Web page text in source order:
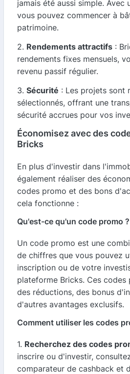
jamais été aussi simple. Avec
vous pouvez commencer à
patrimoine.
2. Rendements attractifs :
rendements fixes mensuels,
revenu passif régulier.
3. Sécurité : Les projets sont
sélectionnés, offrant une
sécurité accrues pour vos
Économisez avec des
Bricks
En plus d'investir dans
également réaliser des
codes promo et des bons
cela fonctionne :
Qu'est-ce qu'un code promo ?
Un code promo est une
de chiffres que vous pouvez
inscription ou de votre
plateforme Bricks. Ces
des réductions, des bonus
d'autres avantages exclusifs.
Comment utiliser les codes
1. Recherchez des codes
inscrire ou d'investir,
comparateur de cashback et